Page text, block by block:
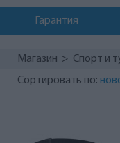
Гарантия
Магазин > Спорт и
Сортировать по: